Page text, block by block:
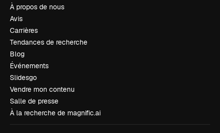
À propos de nous
Avis
Carrières
Tendances de recherche
Blog
Événements
Slidesgo
Vendre mon contenu
Salle de presse
À la recherche de magnific.ai